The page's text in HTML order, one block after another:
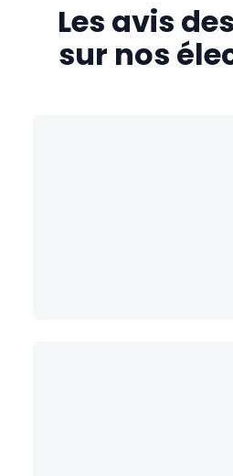
Les avis des
sur nos